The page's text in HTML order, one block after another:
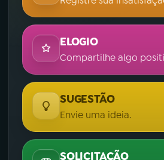
ELOGIO
Compartilhe algo
SUGESTÃO
Envie uma ideia.
SOLICITAÇÃO